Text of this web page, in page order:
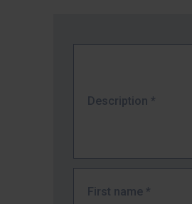
Description *
First name *